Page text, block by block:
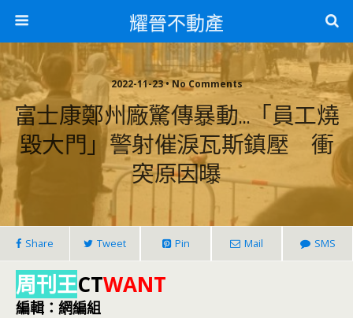
耀晉不動產
2022-11-23 • No Comments
富士康鄭州廠驚傳暴動…「員工燒
毀大門」警射催淚瓦斯鎮壓 衝
突原因曝
Share Tweet Pin Mail SMS
周刊王CTWANT
編輯：網編組